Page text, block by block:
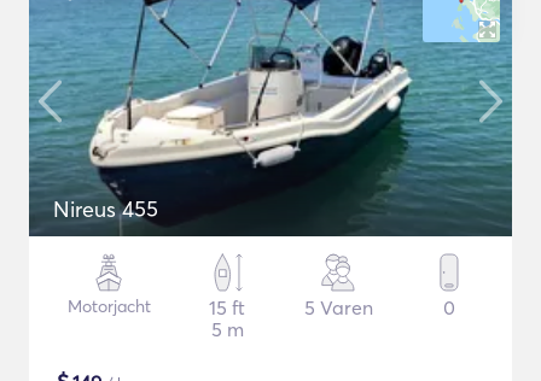
Nireus 455
Motorjacht
15 ft
5 m
5 Varen 0